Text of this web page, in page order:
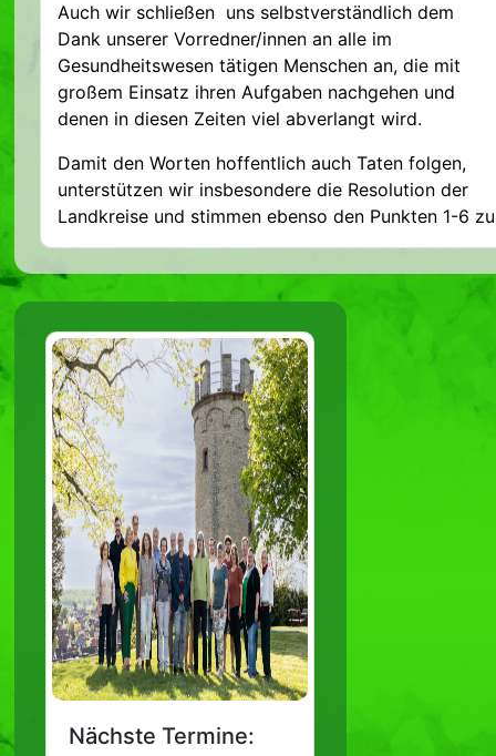
Auch wir schließen uns selbstverständlich dem
Dank unserer Vorredner/innen an alle im
Gesundheitswesen tätigen Menschen an, die mit
großem Einsatz ihren Aufgaben nachgehen und
denen in diesen Zeiten viel abverlangt wird.
Damit den Worten hoffentlich auch Taten folgen,
unterstützen wir insbesondere die Resolution der
Landkreise und stimmen ebenso den Punkten 1-6
Nächste Termine: